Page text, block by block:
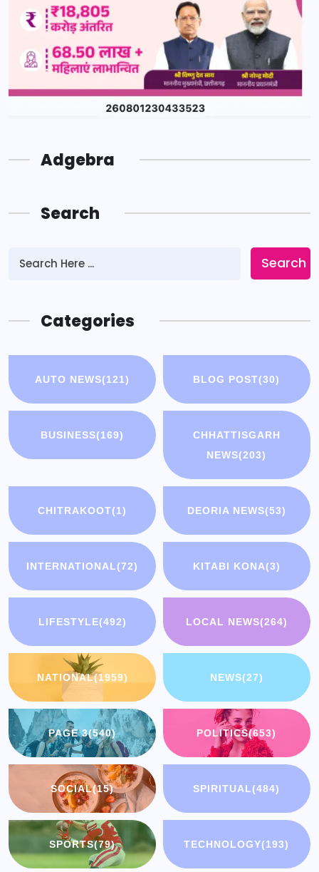
Adgebra
Search
Search
Categories
AUTO NEWS(121) BLOG POST(30)
BUSINESS(169)
CHHATTISGARH
NEWS(203)
CHITRAKOOT(1) DEORIA NEWS(53)
INTERNATIONAL(72) KITABI KONA(3)
LIFESTYLE(492) LOCAL NEWS(264)
NATIONAL(1959) NEWS(27)
PAGE 3(540) POLITICS(653)
SOCIAL(15) SPIRITUAL(484)
SPORTS(79) TECHNOLOGY(193)